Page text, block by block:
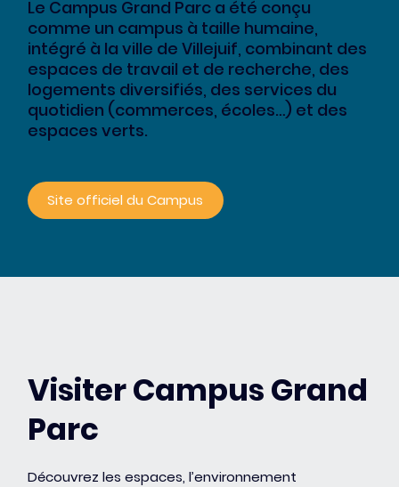
Le Campus Grand Parc a été conçu
comme un campus à taille humaine,
intégré à la ville de Villejuif, combinant des
espaces de travail et de recherche, des
logements diversifiés, des services du
quotidien (commerces, écoles…) et des
espaces verts.
Site officiel du Campus
Visiter Campus Grand
Parc
Découvrez les espaces, l’environnement